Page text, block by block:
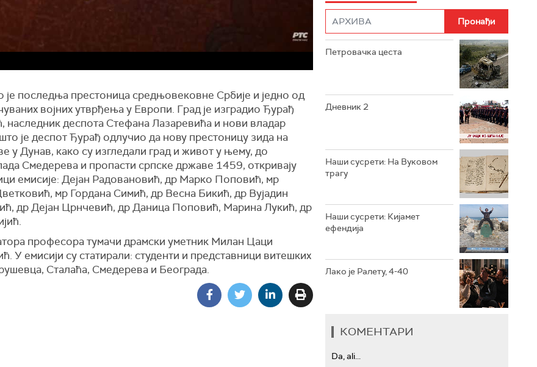
је последња престоница средњовековне Србије и једно од
војних утврђења у Европи. Град је изградио Ђурађ
наследник деспота Стефана Лазаревића и нови владар
је деспот Ђурађ одлучио да нову престоницу зида на
у Дунав, како су изгледали град и живот у њему, до
Смедерева и пропасти српске државе 1459, откривају
емисије: Дејан Радовановић, др Марко Поповић, мр
мр Гордана Симић, др Весна Бикић, др Вујадин
др Дејан Црнчевић, др Даница Поповић, Марина Лукић, др
професора тумачи драмски уметник Милан Цаци
У емисији су статирали: студенти и представници витешких
Сталаћа, Смедерева и Београда.
РТС КЛАСИКА
РТС ТРЕЗОР
РТС МУЗИКА
РТС ПОЛЕТАРАЦ
Петровачка цеста
Дневник 2
Наши сусрети: На Вуковом
трагу
Наши сусрети: Кијамет
ефендија
Лако је Ралету, 4-40
КОМЕНТАРИ
Da, ali...